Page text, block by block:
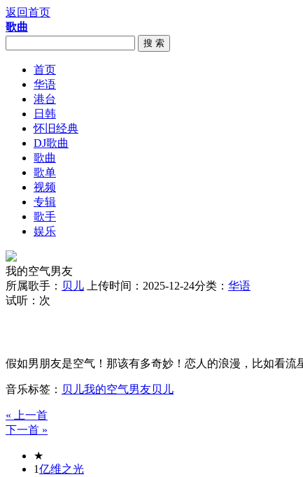
返回首页
歌曲
搜 索
首页
华语
港台
日韩
怀旧经典
DJ歌曲
歌曲
歌单
视频
专辑
歌手
娱乐
我的空气男友
所属歌手： 贝儿 上传时间：2025-12-24分类： 华语
试听： 次
假如男朋友是空气！那该有多奇妙！恋人的浪漫，比如看
音乐标签： 贝儿我的空气男友贝儿
« 上一首
下一首 »
★
1亿维之光